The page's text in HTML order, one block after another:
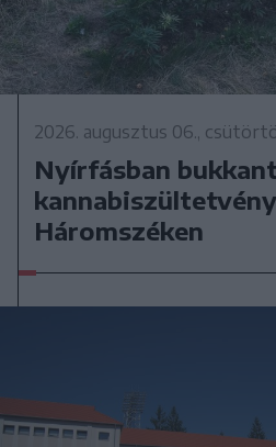
2026. augusztus 06.,
Nyírfásban
Háromszéken